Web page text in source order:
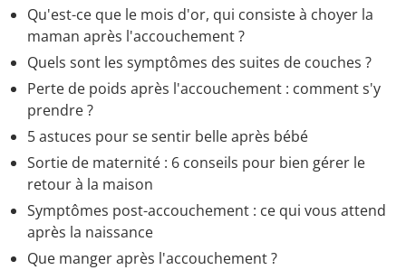
Qu'est-ce que le mois d'or, qui consiste à choyer la
maman après l'accouchement ?
Quels sont les symptômes des suites de couches ?
Perte de poids après l'accouchement : comment s'y
prendre ?
5 astuces pour se sentir belle après bébé
Sortie de maternité : 6 conseils pour bien gérer le
retour à la maison
Symptômes post-accouchement : ce qui vous attend
après la naissance
Que manger après l'accouchement ?